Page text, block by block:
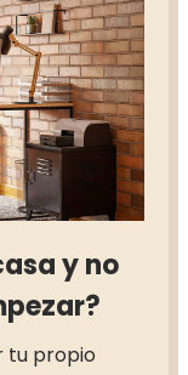
y no
tu propio